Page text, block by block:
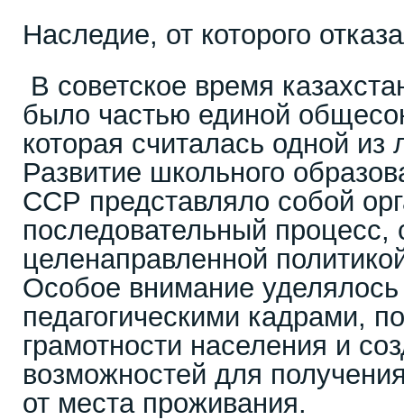
Наследие, от которого
В советское время
было частью единой
которая считалась одной
Развитие школьного
ССР представляло собой
последовательный
целенаправленной
Особое внимание
педагогическими кадрами,
грамотности населения и
возможностей для
от места проживания.